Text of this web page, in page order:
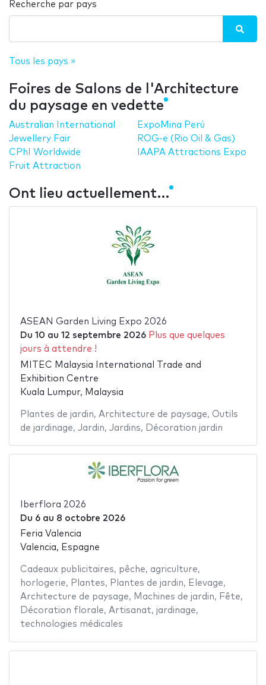
Recherche par pays
Tous les pays »
Foires de Salons de l'Architecture
du paysage en vedette
Australian International
Jewellery Fair
CPhI Worldwide
Fruit Attraction
ExpoMina Perú
ROG-e (Rio Oil & Gas)
IAAPA Attractions Expo
Ont lieu actuellement…
ASEAN Garden Living Expo 2026
Du 10 au 12 septembre 2026 Plus que quelques
jours à attendre !
MITEC Malaysia International Trade and
Exhibition Centre
Kuala Lumpur, Malaysia
Plantes de jardin, Architecture de paysage, Outils
de jardinage, Jardin, Jardins, Décoration jardin
Iberflora 2026
Du 6au 8 octobre 2026
Feria Valencia
Valencia, Espagne
Cadeaux publicitaires, pêche, agriculture,
horlogerie, Plantes, Plantes de jardin, Elevage,
Architecture de paysage, Machines de jardin, Fête,
Décoration florale, Artisanat, jardinage,
technologies médicales